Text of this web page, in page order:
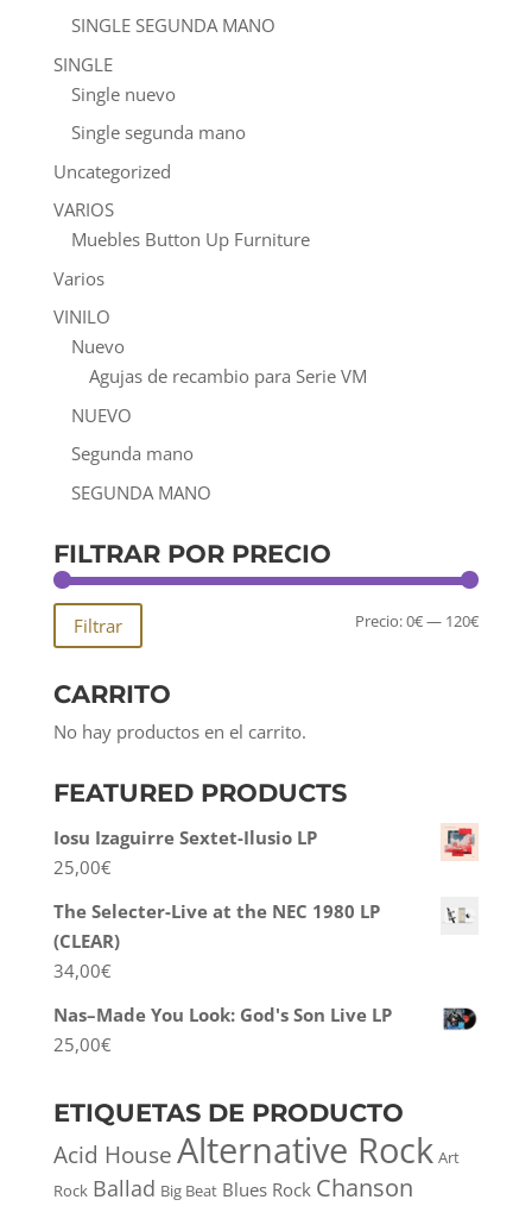
SINGLE SEGUNDA MANO
SINGLE
Single nuevo
Single segunda mano
Uncategorized
VARIOS
Muebles Button Up Furniture
Varios
VINILO
Nuevo
Agujas de recambio para Serie VM
NUEVO
Segunda mano
SEGUNDA MANO
FILTRAR POR PRECIO
Precio
Precio
Filtrar Precio:0€— 120€
CARRITO
No hay productos en el carrito.
FEATURED PRODUCTS
Iosu Izaguirre Sextet-Ilusio LP
25,00€
The Selecter-Live at the NEC 1980 LP
(CLEAR)
34,00€
Nas–Made You Look: God's Son Live LP
25,00€
ETIQUETAS DE PRODUCTO
Acid HouseAlternative Rock Art
Rock Ballad Big Beat Blues Rock Chanson